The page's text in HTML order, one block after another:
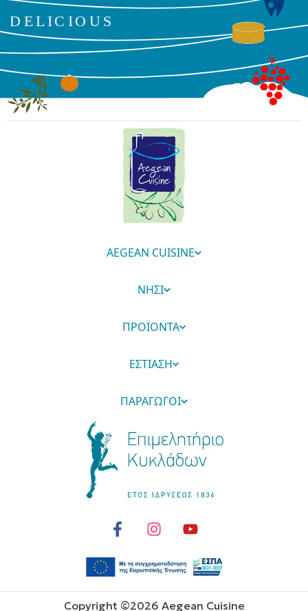
AEGEAN CUISINE
ΝΗΣΙ
ΠΡΟΪΟΝΤΑ
ΕΣΤΙΑΣΗ
ΠΑΡΑΓΩΓΟΙ
Copyright ©2026 Aegean Cuisine